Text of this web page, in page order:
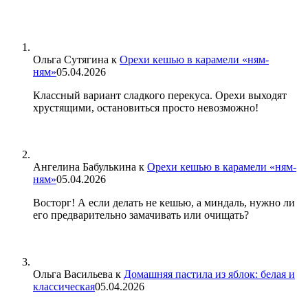
Ольга Сутягина к Орехи кешью в карамели «ням-
ням»05.04.2026
Классный вариант сладкого перекуса. Орехи выходят
хрустящими, остановиться просто невозможно!
Ангелина Бабулькина к Орехи кешью в карамели «ням-
ням»05.04.2026
Восторг! А если делать не кешью, а миндаль, нужно ли
его предварительно замачивать или очищать?
Ольга Васильева к Домашняя пастила из яблок: белая и
классическая05.04.2026